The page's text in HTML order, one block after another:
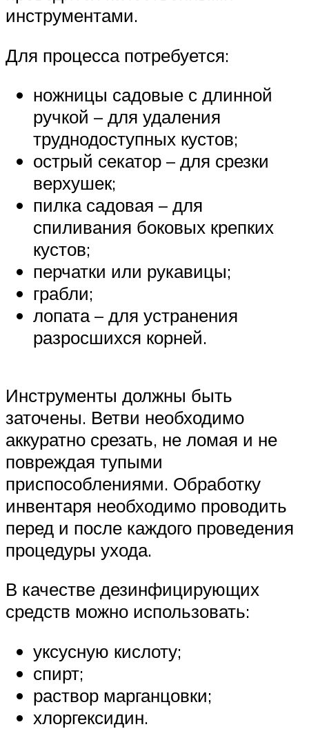
инструментами.
Для процесса потребуется:
ножницы садовые с длинной
ручкой – для удаления
труднодоступных кустов;
острый секатор – для срезки
верхушек;
пилка садовая – для
спиливания боковых крепких
кустов;
перчатки или рукавицы;
грабли;
лопата – для устранения
разросшихся корней.
Инструменты должны быть
заточены. Ветви необходимо
аккуратно срезать, не ломая и не
повреждая тупыми
приспособлениями. Обработку
инвентаря необходимо проводить
перед и после каждого проведения
процедуры ухода.
В качестве дезинфицирующих
средств можно использовать:
уксусную кислоту;
спирт;
раствор марганцовки;
хлоргексидин.